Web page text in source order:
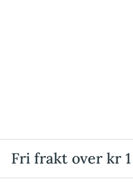
Fri frakt over kr